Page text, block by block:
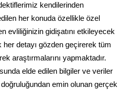
kendilerinden
her konuda özellikle özel
evliliğinizin gidişatını etkileyecek
her detayı gözden geçirerek tüm
araştırmalarını yapmaktadır.
elde edilen bilgiler ve veriler
emin olunan gerçek